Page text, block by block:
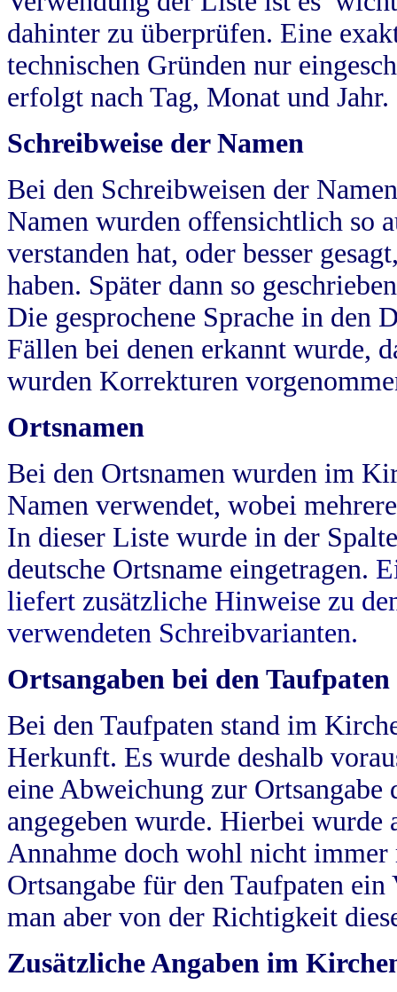
dahinter zu überprüfen. Eine
technischen Gründen nur
erfolgt nach Tag, Monat und Jahr.
Schreibweise der Namen
Bei den Schreibweisen der
Namen wurden offensichtlich so
verstanden hat, oder besser
haben. Später dann so
Die gesprochene Sprache in
Fällen bei denen erkannt wurde,
wurden Korrekturen
Ortsnamen
Bei den Ortsnamen wurden im
Namen verwendet, wobei
In dieser Liste wurde in der
deutsche Ortsname eingetragen.
liefert zusätzliche Hinweise zu
verwendeten Schreibvarianten.
Ortsangaben bei den Taufpaten
Bei den Taufpaten stand im
Herkunft. Es wurde deshalb
eine Abweichung zur
angegeben wurde. Hierbei wurde
Annahme doch wohl nicht
Ortsangabe für den Taufpaten
man aber von der Richtigkeit
Zusätzliche Angaben im